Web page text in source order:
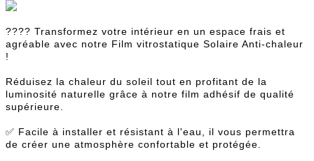
???? Transformez votre intérieur en un espace frais et
agréable avec notre Film vitrostatique Solaire Anti-chaleur
!
Réduisez la chaleur du soleil tout en profitant de la
luminosité naturelle grâce à notre film adhésif de qualité
supérieure.
✅ Facile à installer et résistant à l'eau, il vous permettra
de créer une atmosphère confortable et protégée.